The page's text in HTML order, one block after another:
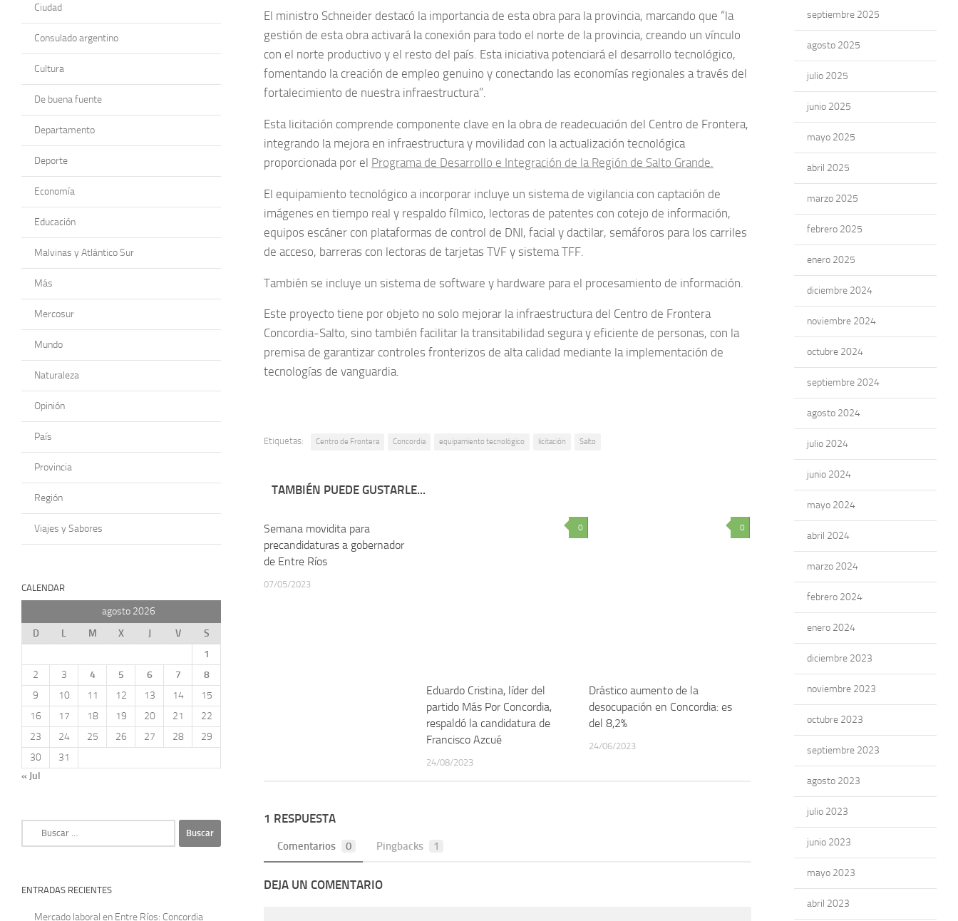
El ministro Schneider destacó la importancia de esta obra para la provincia, marcando que “la
gestión de esta obra activará la conexión para todo el norte de la provincia, creando un vínculo
con el norte productivo y el resto del país. Esta iniciativa potenciará el desarrollo tecnológico,
fomentando la creación de empleo genuino y conectando las economías regionales a través del
fortalecimiento de nuestra infraestructura”.
Esta licitación comprende componente clave en la obra de readecuación del Centro de Frontera,
integrando la mejora en infraestructura y movilidad con la actualización tecnológica
proporcionada por el Programa de Desarrollo e Integración de la Región de Salto Grande.
El equipamiento tecnológico a incorporar incluye un sistema de vigilancia con captación de
imágenes en tiempo real y respaldo fílmico, lectoras de patentes con cotejo de información,
equipos escáner con plataformas de control de DNI, facial y dactilar, semáforos para los carriles
de acceso, barreras con lectoras de tarjetas TVF y sistema TFF.
También se incluye un sistema de software y hardware para el procesamiento de información.
Este proyecto tiene por objeto no solo mejorar la infraestructura del Centro de Frontera
Concordia-Salto, sino también facilitar la transitabilidad segura y eficiente de personas, con la
premisa de garantizar controles fronterizos de alta calidad mediante la implementación de
tecnologías de vanguardia.
Etiquetas: Centro de Frontera Concordia equipamiento tecnológico licitación Salto
TAMBIÉN PUEDE GUSTARLE...
Semana movidita para
precandidaturas a gobernador
de Entre Ríos
07/05/2023
0
Eduardo Cristina, líder del
partido Más Por Concordia,
respaldó la candidatura de
Francisco Azcué
24/08/2023
0
Drástico aumento de la
desocupación en Concordia: es
del 8,2%
24/06/2023
1 RESPUESTA
Comentarios 0 Pingbacks 1
DEJA UN COMENTARIO
Ciudad
Consulado argentino
Cultura
De buena fuente
Departamento
Deporte
Economía
Educación
Malvinas y Atlántico Sur
Más
Mercosur
Mundo
Naturaleza
Opinión
País
Provincia
Región
Viajes y Sabores
CALENDAR
agosto 2026
D
L M X J V
S
1
2
3 4 5 6 7
8
9
10 11 12 13 14
15
16
17 18 19 20 21
22
23
24 25 26 27 28
29
30
31
« Jul
ENTRADAS RECIENTES
Mercado laboral en Entre Ríos: Concordia
septiembre 2025
agosto 2025
julio 2025
junio 2025
mayo 2025
abril 2025
marzo 2025
febrero 2025
enero 2025
diciembre 2024
noviembre 2024
octubre 2024
septiembre 2024
agosto 2024
julio 2024
junio 2024
mayo 2024
abril 2024
marzo 2024
febrero 2024
enero 2024
diciembre 2023
noviembre 2023
octubre 2023
septiembre 2023
agosto 2023
julio 2023
junio 2023
mayo 2023
abril 2023